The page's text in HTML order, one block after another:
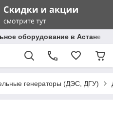
оборудование в Астане с
генераторы (ДЭС, ДГУ)